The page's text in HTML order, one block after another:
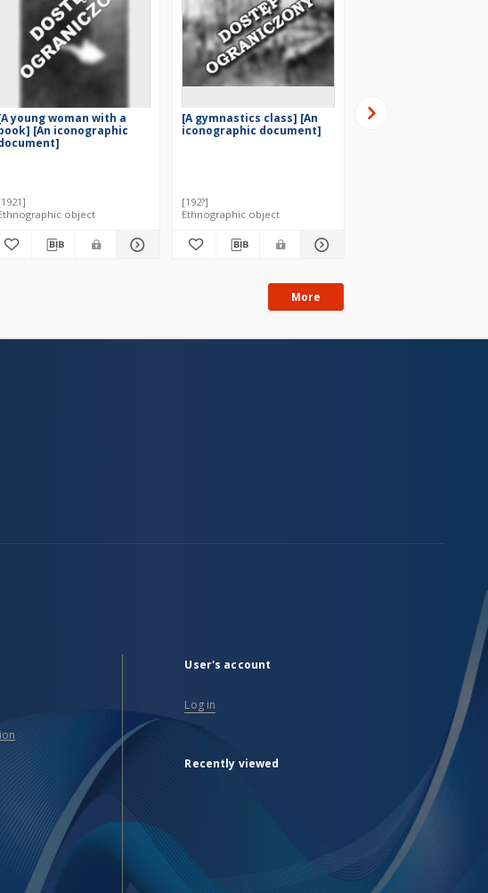
young woman with a
[An iconographic
object
[A gymnastics class] [An
iconographic document]
[192?]
Ethnographic object
[The man dressed in
More
User's account
Log in
Recently viewed